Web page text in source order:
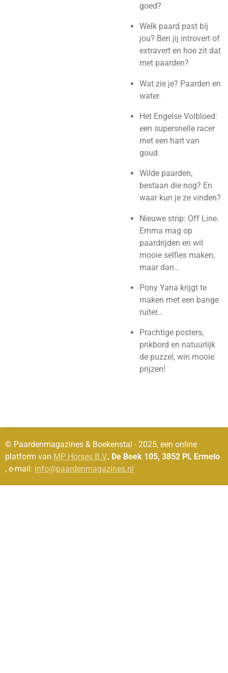
goed?
Welk paard past bij
jou? Ben jij introvert of
extravert en hoe zit dat
met paarden?
Wat zie je? Paarden en
water.
Het Engelse Volbloed:
een supersnelle racer
met een hart van
goud.
Wilde paarden,
bestaan die nog? En
waar kun je ze vinden?
Nieuwe strip: Off Line.
Emma mag op
paardrijden en wil
mooie selfies maken,
maar dan…
Pony Yana krijgt te
maken met een bange
ruiter…
Prachtige posters,
prikbord en natuurlijk
de puzzel, win mooie
prijzen!
© Paardenmagazines & Boekenstal - 2025, een online
platform van MP Horses B.V., De Beek 105, 3852 PL Ermelo
, e-mail: info@paardenmagazines.nl